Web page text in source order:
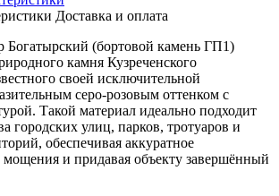
Доставка и оплата
(бортовой камень ГП1)
камня Кузреченского
своей исключительной
серо-розовым оттенком с
Такой материал идеально подходит
городских улиц, парков, тротуаров и
обеспечивая аккуратное
мощения и придавая объекту завершённый